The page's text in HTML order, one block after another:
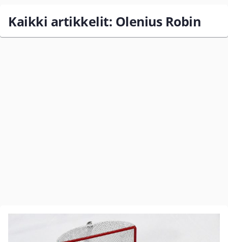
Kaikki artikkelit: Olenius Robin